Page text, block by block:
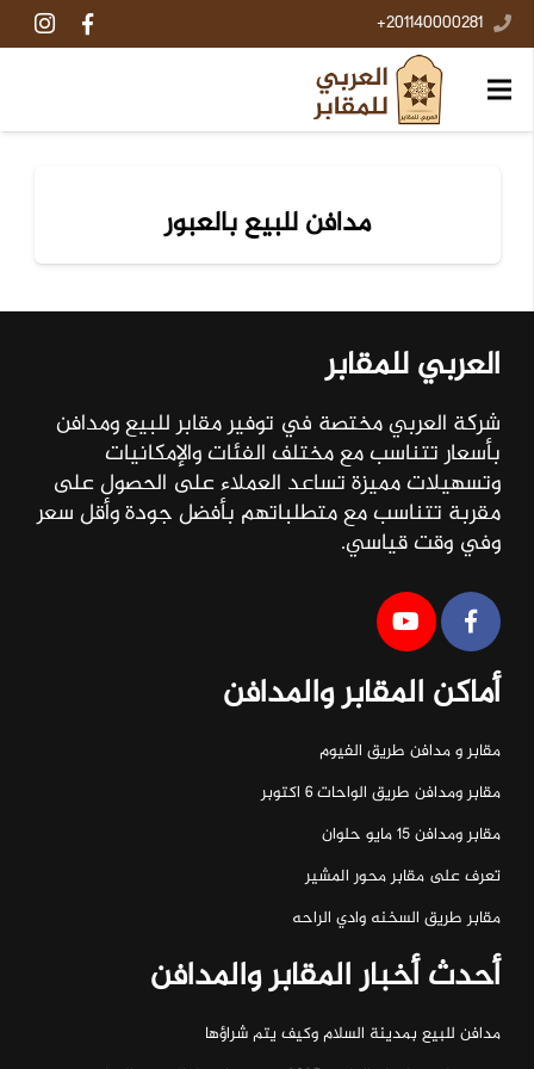
201140000281+
مدافن للبيع بالعبور
العربي للمقابر
شركة العربي مختصة في توفير مقابر للبيع ومدافن
بأسعار تتناسب مع مختلف الفئات والإمكانيات
وتسهيلات مميزة تساعد العملاء على الحصول على
مقربة تتناسب مع متطلباتهم بأفضل جودة وأقل سعر
وفي وقت قياسي.
أماكن المقابر والمدافن
مقابر و مدافن طريق الفيوم
مقابر ومدافن طريق الواحات ٦ اكتوبر
مقابر ومدافن ١٥ مايو حلوان
تعرف على مقابر محور المشير
مقابر طريق السخنه وادي الراحه
أحدث أخبار المقابر والمدافن
مدافن للبيع بمدينة السلام وكيف يتم شراؤها